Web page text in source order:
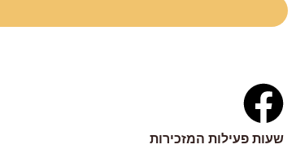
שעות פעילות המזכירות